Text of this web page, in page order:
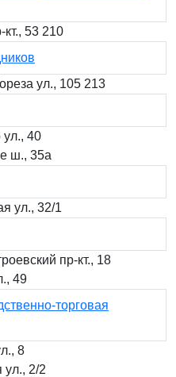
кт., 53 210
ул., 105 213
ул., 40
ш., 35а
ул., 32/1
пр-кт., 18
49
торговая
8
ул., 2/2